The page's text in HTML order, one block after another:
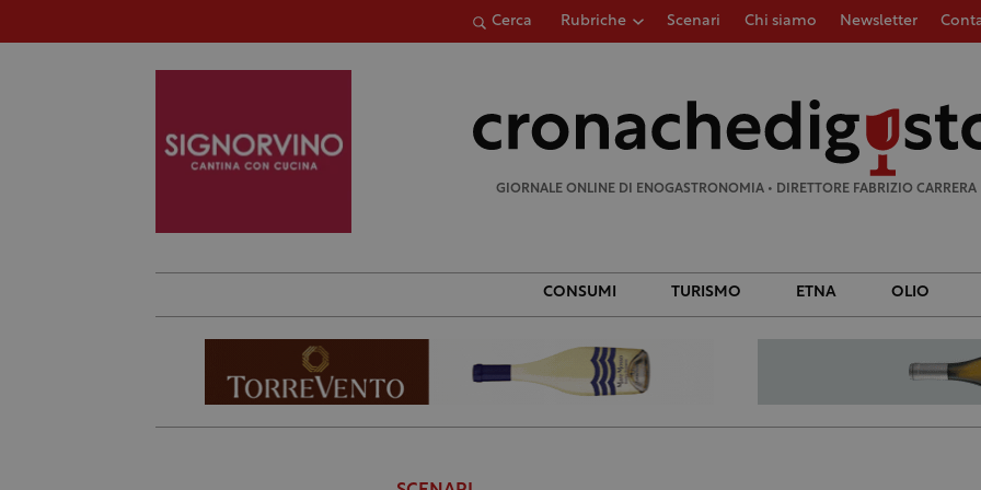
Cerca Rubriche Scenari Chi siamo Newsletter
GIORNALE ONLINE DI ENOGASTRONOMIA • DIRETTORE FABRIZIO CARRERA
CONSUMI TURISMO ETNA OLIO